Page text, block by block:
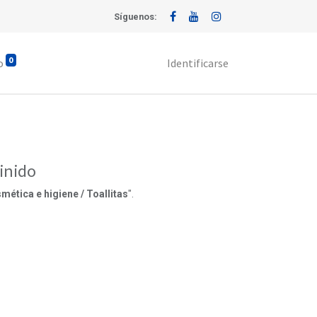
Síguenos:
0 Identificarse
e higiene / Toallitas".